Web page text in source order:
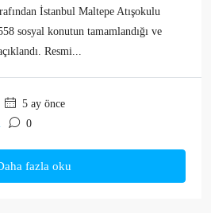
İstanbul Maltepe Atışokulu
sosyal konutun tamamlandığı ve
Resmi...
5 ay önce
0
fazla oku